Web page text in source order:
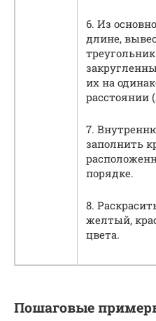
6. Из
длине,
их на
расстоянии
7.
заполнить
порядке.
8.
желтый,
цвета.
Пошаговые